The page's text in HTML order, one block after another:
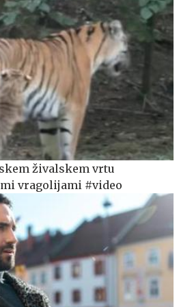
živalskem vrtu
vragolijami #video